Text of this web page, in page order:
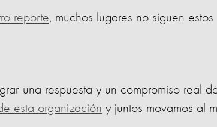
reporte, muchos lugares no siguen estos
una respuesta y un compromiso real
esta organización y juntos movamos al